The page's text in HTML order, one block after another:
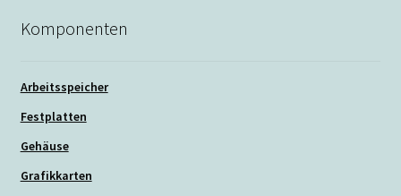
Komponenten
Arbeitsspeicher
Festplatten
Gehäuse
Grafikkarten